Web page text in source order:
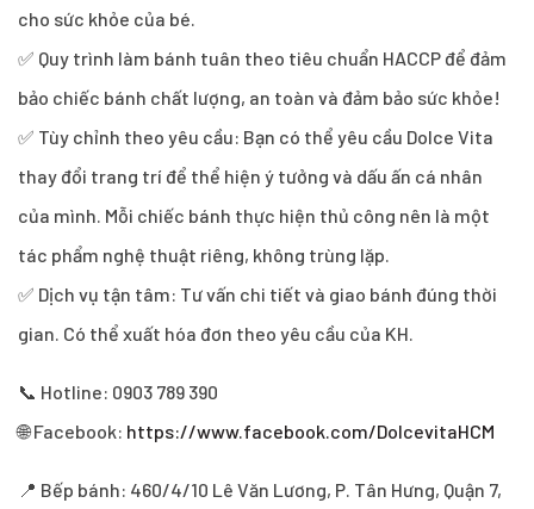
cho sức khỏe của bé.
✅ Quy trình làm bánh tuân theo tiêu chuẩn HACCP để đảm
bảo chiếc bánh chất lượng, an toàn và đảm bảo sức khỏe!
✅ Tùy chỉnh theo yêu cầu: Bạn có thể yêu cầu Dolce Vita
thay đổi trang trí để thể hiện ý tưởng và dấu ấn cá nhân
của mình. Mỗi chiếc bánh thực hiện thủ công nên là một
tác phẩm nghệ thuật riêng, không trùng lặp.
✅ Dịch vụ tận tâm: Tư vấn chi tiết và giao bánh đúng thời
gian. Có thể xuất hóa đơn theo yêu cầu của KH.
📞 Hotline: 0903 789 390
🌐 Facebook: https://www.facebook.com/DolcevitaHCM
📍 Bếp bánh: 460/4/10 Lê Văn Lương, P. Tân Hưng, Quận 7,